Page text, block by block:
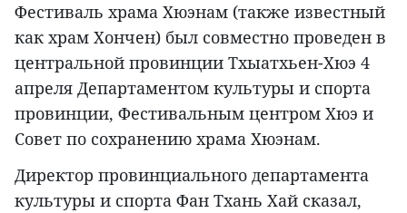
Фестиваль храма Хюэнам (также известный
как храм Хончен) был совместно проведен в
центральной провинции Тхыатхьен-Хюэ 4
апреля Департаментом культуры и спорта
провинции, Фестивальным центром Хюэ и
Совет по сохранению храма Хюэнам.
Директор провинциального департамента
культуры и спорта Фан Тхань Хай сказал,